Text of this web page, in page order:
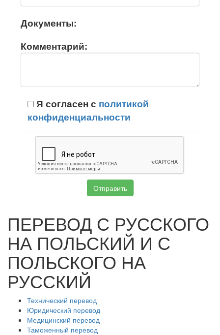
Документы:
Комментарий:
Я согласен с политикой
конфиденциальности
ПЕРЕВОД С РУССКОГО
НА ПОЛЬСКИЙ И С
ПОЛЬСКОГО НА
РУССКИЙ
Технический перевод
Юридический перевод
Медицинский перевод
Таможенный перевод